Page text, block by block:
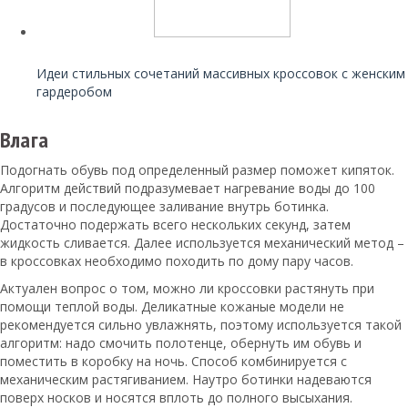
Идеи стильных сочетаний массивных кроссовок с женским
гардеробом
Влага
Подогнать обувь под определенный размер поможет кипяток.
Алгоритм действий подразумевает нагревание воды до 100
градусов и последующее заливание внутрь ботинка.
Достаточно подержать всего нескольких секунд, затем
жидкость сливается. Далее используется механический метод –
в кроссовках необходимо походить по дому пару часов.
Актуален вопрос о том, можно ли кроссовки растянуть при
помощи теплой воды. Деликатные кожаные модели не
рекомендуется сильно увлажнять, поэтому используется такой
алгоритм: надо смочить полотенце, обернуть им обувь и
поместить в коробку на ночь. Способ комбинируется с
механическим растягиванием. Наутро ботинки надеваются
поверх носков и носятся вплоть до полного высыхания.